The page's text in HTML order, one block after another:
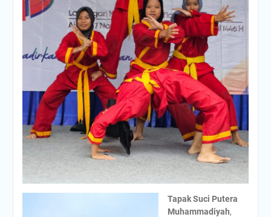
Tapak Suci Putera
Muhammadiyah,